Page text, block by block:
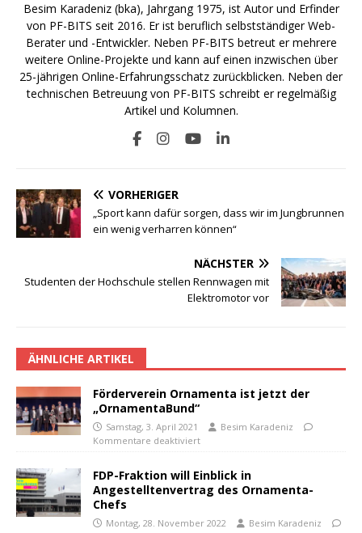
Besim Karadeniz (bka), Jahrgang 1975, ist Autor und Erfinder
von PF-BITS seit 2016. Er ist beruflich selbstständiger Web-
Berater und -Entwickler. Neben PF-BITS betreut er mehrere
weitere Online-Projekte und kann auf einen inzwischen über
25-jährigen Online-Erfahrungsschatz zurückblicken. Neben der
technischen Betreuung von PF-BITS schreibt er regelmäßig
Artikel und Kolumnen.
VORHERIGER
„Sport kann dafür sorgen, dass wir im Jungbrunnen
ein wenig verharren können“
NÄCHSTER
Studenten der Hochschule stellen Rennwagen mit
Elektromotor vor
ÄHNLICHE ARTIKEL
Förderverein Ornamenta ist jetzt der
„OrnamentaBund“
Samstag, 3. April 2021
Besim Karadeniz
Kommentare deaktiviert
FDP-Fraktion will Einblick in
Angestelltenvertrag des Ornamenta-
Chefs
Montag, 28. November 2022
Besim Karadeniz